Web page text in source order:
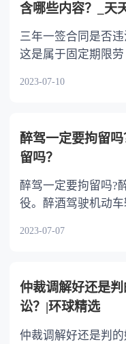
含哪些内容？_天
三年一签合同是否违
这是属于固定期限劳
2023-07-10
醉驾一定要拘留
留吗？
醉驾一定要拘留吗?
役。醉酒驾驶机动车
2023-07-07
仲裁调解好还是
讼？|环球精选
仲裁调解好还是判